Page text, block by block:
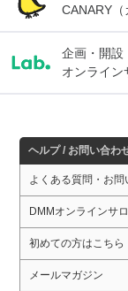
CANARY（
企画・開設
オンライン
ヘルプ / お問い合わ
よくある質問・お問
DMMオンラインサ
初めての方はこちら
メールマガジン